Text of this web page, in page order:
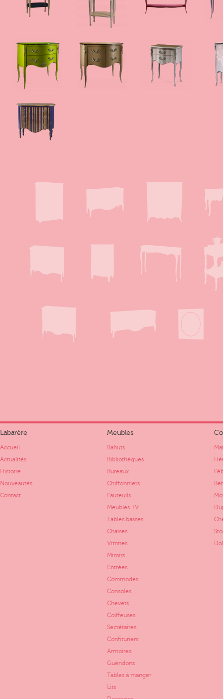
Labarère
Accueil
Actualités
Histoire
Nouveautés
Contact
Meubles
Bahuts
Bibliothèques
Bureaux
Chiffonniers
Fauteuils
Meubles TV
Tables basses
Chaises
Vitrines
Miroirs
Entrées
Commodes
Consoles
Chevets
Coiffeuses
Secrétaires
Confituriers
Armoires
Guéridons
Tables à manger
Lits